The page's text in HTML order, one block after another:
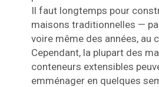
Il faut longtemps pour
maisons traditionnelles —
voire même des années, au
Cependant, la plupart des
conteneurs extensibles
emménager en quelques